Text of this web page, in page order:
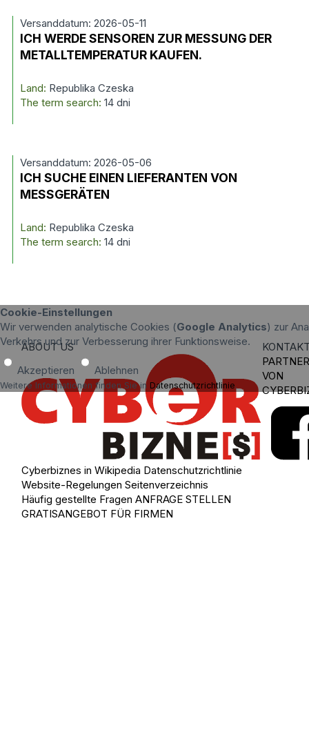
Versanddatum: 2026-05-11
ICH WERDE SENSOREN ZUR MESSUNG DER
METALLTEMPERATUR KAUFEN.
Land: Republika Czeska
The term search: 14 dni
Versanddatum: 2026-05-06
ICH SUCHE EINEN LIEFERANTEN VON
MESSGERÄTEN
Land: Republika Czeska
The term search: 14 dni
Cookie-Einstellungen
Wir verwenden analytische Cookies (Google Analytics) zur
Verkehrs und zur Verbesserung ihrer Funktionsweise.
Akzeptieren Ablehnen
Weitere Informationen finden Sie in Datenschutzrichtlinie.
ABOUT US
Cyberbiznes in Wikipedia Datenschutzrichtlinie
Website-Regelungen Seitenverzeichnis
Häufig gestellte Fragen ANFRAGE STELLEN
GRATISANGEBOT FÜR FIRMEN
VON